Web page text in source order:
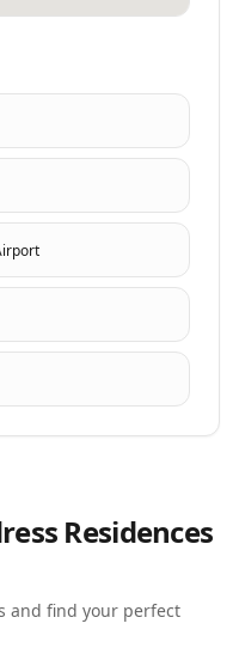
Residences
and find your perfect